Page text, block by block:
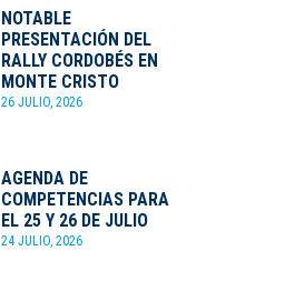
NOTABLE
PRESENTACIÓN DEL
RALLY CORDOBÉS EN
MONTE CRISTO
26 JULIO, 2026
AGENDA DE
COMPETENCIAS PARA
EL 25 Y 26 DE JULIO
24 JULIO, 2026